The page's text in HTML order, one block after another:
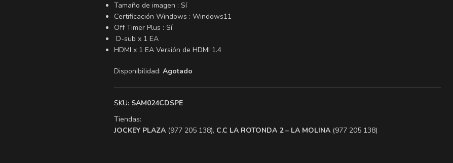
Tamaño de imagen : Sí
Certificación Windows : Windows11
Off Timer Plus : Sí
D-sub x 1 EA
HDMI x 1 EA Versión de HDMI 1.4
Disponibilidad: Agotado
SKU: SAM024CDSPE
Tiendas:
​JOCKEY PLAZA (977 205 138), ​C.C LA ROTONDA 2 – LA MOLINA (977 205 138)